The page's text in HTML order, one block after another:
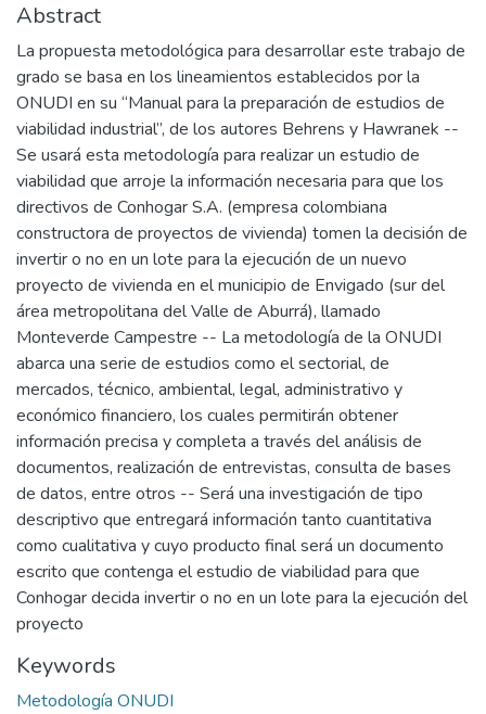
Abstract
La propuesta metodológica para desarrollar este trabajo de
grado se basa en los lineamientos establecidos por la
ONUDI en su “Manual para la preparación de estudios de
viabilidad industrial”, de los autores Behrens y Hawranek --
Se usará esta metodología para realizar un estudio de
viabilidad que arroje la información necesaria para que los
directivos de Conhogar S.A. (empresa colombiana
constructora de proyectos de vivienda) tomen la decisión de
invertir o no en un lote para la ejecución de un nuevo
proyecto de vivienda en el municipio de Envigado (sur del
área metropolitana del Valle de Aburrá), llamado
Monteverde Campestre -- La metodología de la ONUDI
abarca una serie de estudios como el sectorial, de
mercados, técnico, ambiental, legal, administrativo y
económico financiero, los cuales permitirán obtener
información precisa y completa a través del análisis de
documentos, realización de entrevistas, consulta de bases
de datos, entre otros -- Será una investigación de tipo
descriptivo que entregará información tanto cuantitativa
como cualitativa y cuyo producto final será un documento
escrito que contenga el estudio de viabilidad para que
Conhogar decida invertir o no en un lote para la ejecución del
proyecto
Keywords
Metodología ONUDI